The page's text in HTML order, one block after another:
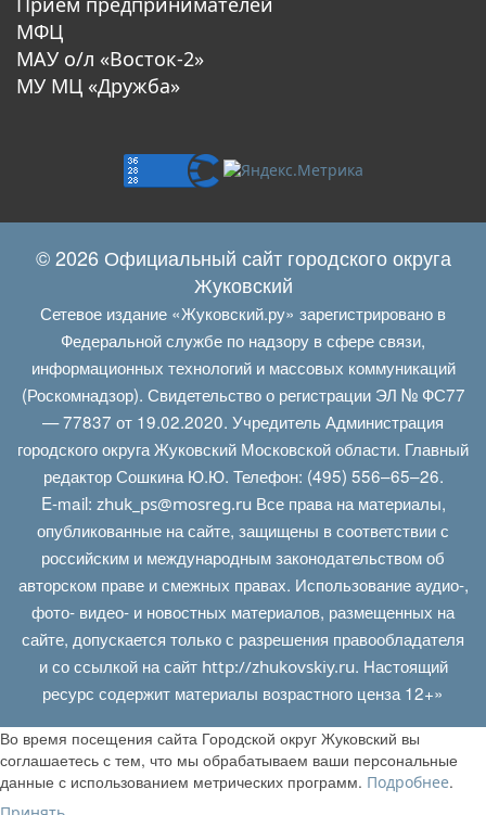
МФЦ
МАУ о/л «Восток-2»
МУ МЦ «Дружба»
© 2026 Официальный сайт городского округа
Жуковский
Сетевое издание «Жуковский.ру» зарегистрировано в
Федеральной службе по надзору в сфере связи,
информационных технологий и массовых коммуникаций
(Роскомнадзор). Свидетельство о регистрации ЭЛ № ФС77
— 77837 от 19.02.2020. Учредитель Администрация
городского округа Жуковский Московской области. Главный
редактор Сошкина Ю.Ю. Телефон: (495) 556–65–26.
E‑mail: zhuk_ps@mosreg.ruВсе права на материалы,
опубликованные на сайте, защищены в соответствии с
российским и международным законодательством об
авторском праве и смежных правах. Использование аудио-,
фото- видео- и новостных материалов, размещенных на
сайте, допускается только с разрешения правообладателя
и со ссылкой на сайт http://zhukovskiy.ru. Настоящий
ресурс содержит материалы возрастного ценза 12+»
Во время посещения сайта Городской округ Жуковский вы
соглашаетесь с тем, что мы обрабатываем ваши персональные
данные с использованием метрических программ. Подробнее.